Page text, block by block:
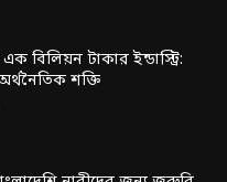
বিলিয়ন টাকার ইন্ডাস্ট্রি:
অর্থনৈতিক শক্তি